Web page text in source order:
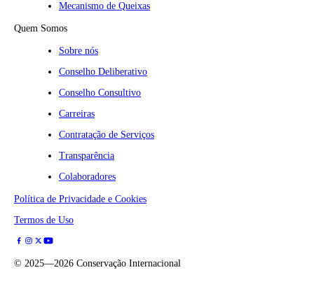
Mecanismo de Queixas
Quem Somos
Sobre nós
Conselho Deliberativo
Conselho Consultivo
Carreiras
Contratação de Serviços
Transparência
Colaboradores
Política de Privacidade e Cookies
Termos de Uso
© 2025—2026 Conservação Internacional